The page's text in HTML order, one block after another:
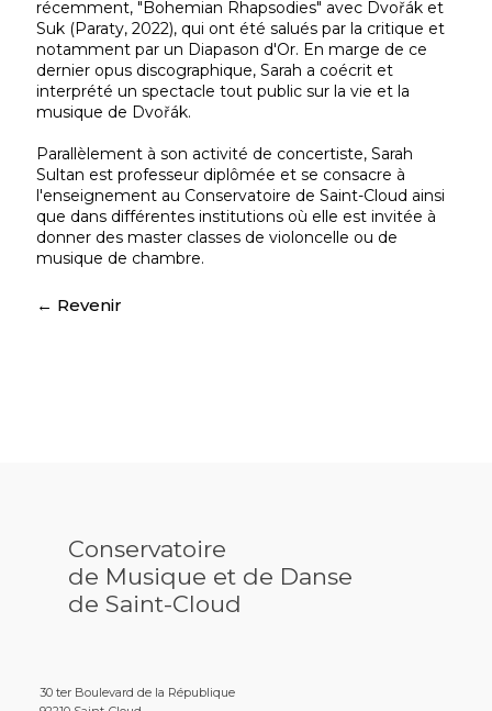
récemment, "Bohemian Rhapsodies" avec Dvořák et
Suk (Paraty, 2022), qui ont été salués par la critique et
notamment par un Diapason d'Or. En marge de ce
dernier opus discographique, Sarah a coécrit et
interprété un spectacle tout public sur la vie et la
musique de Dvořák.
Parallèlement à son activité de concertiste, Sarah
Sultan est professeur diplômée et se consacre à
l'enseignement au Conservatoire de Saint-Cloud ainsi
que dans différentes institutions où elle est invitée à
donner des master classes de violoncelle ou de
musique de chambre.
Conservatoire
de Musique et de Danse
de Saint-Cloud
30 ter Boulevard de la République